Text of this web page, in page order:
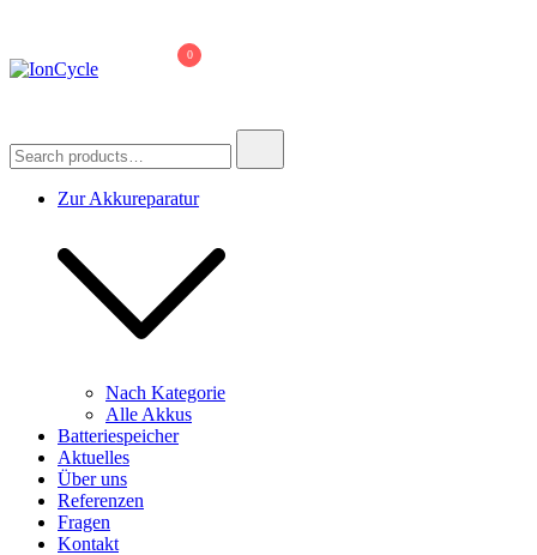
content
Refreshing Zellentausch Umwidmung
0
for:
Zur Akkureparatur
Nach Kategorie
Alle Akkus
Batteriespeicher
Aktuelles
Über uns
Referenzen
Fragen
Kontakt